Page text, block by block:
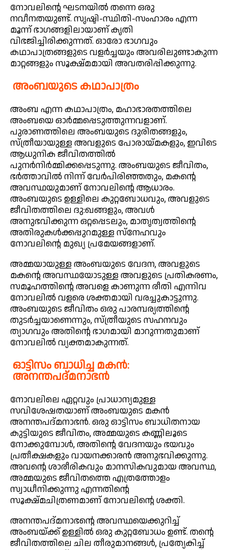
നോവലിന്റെ ഘടനയിൽ തന്നെ ഒരു
നവീനതയുണ്ട്. സൃഷ്ടി-സ്ഥിതി-സംഹാരം എന്ന
മൂന്ന് ഭാഗങ്ങളിലായാണ് കൃതി
വിഭജിച്ചിരിക്കുന്നത്. ഓരോ ഭാഗവും
കഥാപാത്രങ്ങളുടെ വളർച്ചയും അവരിലുണ്ടാകുന്ന
മാറ്റങ്ങളും സൂക്ഷ്മമായി അവതരിപ്പിക്കുന്നു.
അംബയുടെ കഥാപാത്രം
അംബ എന്ന കഥാപാത്രം, മഹാഭാരതത്തിലെ
അംബയെ ഓർമ്മപ്പെടുത്തുന്നവളാണ്.
പുരാണത്തിലെ അംബയുടെ ദുരിതങ്ങളും,
സ്ത്രീയായുള്ള അവളുടെ പോരായ്മകളും, ഇവിടെ
ആധുനിക ജീവിതത്തിൽ
പുനർനിർമ്മിക്കപ്പെടുന്നു. അംബയുടെ ജീവിതം,
ഭർത്താവിൽ നിന്ന് വേർപിരിഞ്ഞതും, മകന്റെ
അവസ്ഥയുമാണ് നോവലിന്റെ ആധാരം.
അംബയുടെ ഉള്ളിലെ കുറ്റബോധവും, അവളുടെ
ജീവിതത്തിലെ ദു:ഖങ്ങളും, അവൾ
അനുഭവിക്കുന്ന ഒറ്റപ്പെടലും, മാതൃത്വത്തിന്റെ
അതിരുകൾക്കപ്പുറമുള്ള സ്നേഹവും
നോവലിന്റെ മുഖ്യ പ്രമേയങ്ങളാണ്.
അമ്മയായുള്ള അംബയുടെ വേദന, അവളുടെ
മകന്റെ അവസ്ഥയോടുള്ള അവളുടെ പ്രതികരണം,
സമൂഹത്തിന്റെ അവളെ കാണുന്ന രീതി എന്നിവ
നോവലിൽ വളരെ ശക്തമായി വരച്ചുകാട്ടുന്നു.
അംബയുടെ ജീവിതം ഒരു പാരമ്പര്യത്തിന്റെ
തുടർച്ചയാണെന്നും, സ്ത്രീയുടെ സഹനവും
ത്യാഗവും അതിന്റെ ഭാഗമായി മാറുന്നതുമാണ്
നോവലിൽ വ്യക്തമാകുന്നത്.
ഓട്ടിസം ബാധിച്ച മകൻ:
അനന്തപദ്മനാഭൻ
നോവലിലെ ഏറ്റവും പ്രാധാന്യമുള്ള
സവിശേഷതയാണ് അംബയുടെ മകൻ
അനന്തപദ്മനാഭൻ. ഒരു ഓട്ടിസം ബാധിതനായ
കുട്ടിയുടെ ജീവിതം, അമ്മയുടെ കണ്ണിലൂടെ
നോക്കുമ്പോൾ, അതിന്റെ വേദനയും ഭയവും
പ്രതീക്ഷകളും വായനക്കാരൻ അനുഭവിക്കുന്നു.
അവന്റെ ശാരീരികവും മാനസികവുമായ അവസ്ഥ,
അമ്മയുടെ ജീവിതത്തെ എത്രത്തോളം
സ്വാധീനിക്കുന്നു എന്നതിന്റെ
സൂക്ഷ്മചിത്രണമാണ് നോവലിന്റെ ശക്തി.
അനന്തപദ്മനാഭന്റെ അവസ്ഥയെക്കുറിച്ച്
അംബയ്ക്ക് ഉള്ളിൽ ഒരു കുറ്റബോധം ഉണ്ട്. തന്റെ
ജീവിതത്തിലെ ചില തീരുമാനങ്ങൾ, പ്രത്യേകിച്ച്